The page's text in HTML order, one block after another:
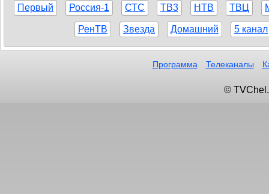
Первый Россия-1 СТС ТВ3 НТВ ТВЦ
РенТВ Звезда Домашний 5 канал
Программа Телеканалы
©